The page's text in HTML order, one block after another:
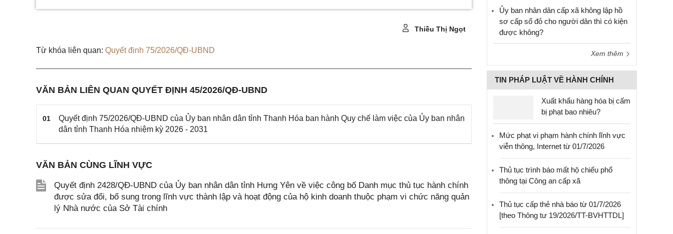
Thiều Thị Ngọt
Từ khóa liên quan: Quyết định 75/2026/QĐ-UBND
VĂN BẢN LIÊN QUAN QUYẾT ĐỊNH 45/2026/QĐ-UBND
01
Quyết định 75/2026/QĐ-UBND của Ủy ban nhân dân tỉnh Thanh Hóa ban hành Quy chế làm việc của Ủy ban nhân
dân tỉnh Thanh Hóa nhiệm kỳ 2026 - 2031
VĂN BẢN CÙNG LĨNH VỰC
Quyết định 2428/QĐ-UBND của Ủy ban nhân dân tỉnh Hưng Yên về việc công bố Danh mục thủ tục hành chính
được sửa đổi, bổ sung trong lĩnh vực thành lập và hoạt động của hộ kinh doanh thuộc phạm vi chức năng quản
lý Nhà nước của Sở Tài chính
Ủy ban nhân dân cấp xã không lập hồ
sơ cấp sổ đỏ cho người dân thì có kiện
được không?
Xem thêm
TIN PHÁP LUẬT VỀ HÀNH CHÍNH
Xuất khẩu hàng hóa bị cấm
bị phạt bao nhiêu?
Mức phạt vi phạm hành chính lĩnh vực
viễn thông, Internet từ 01/7/2026
Thủ tục trình báo mất hộ chiếu phổ
thông tại Công an cấp xã
Thủ tục cấp thẻ nhà báo từ 01/7/2026
[theo Thông tư 19/2026/TT-BVHTTDL]